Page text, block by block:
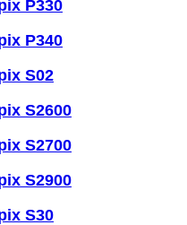
P330
P340
S02
S2600
S2700
S2900
S30